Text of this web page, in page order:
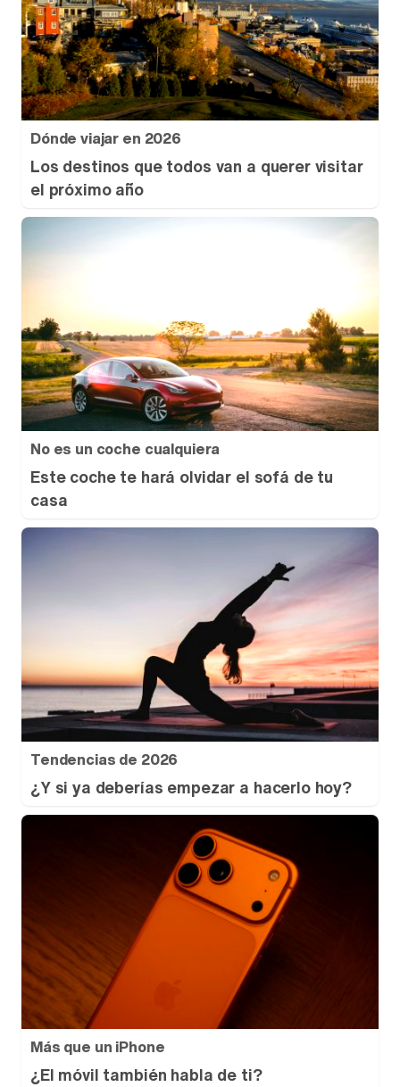
Dónde viajar en 2026
Los destinos que todos van a querer visitar
el próximo año
No es un coche cualquiera
Este coche te hará olvidar el sofá de tu
casa
Tendencias de 2026
¿Y si ya deberías empezar a hacerlo hoy?
Más que un iPhone
¿El móvil también habla de ti?